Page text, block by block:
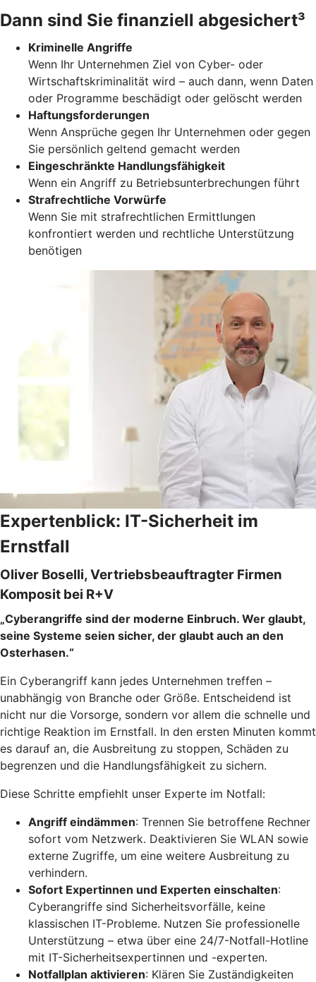
Dann sind Sie finanziell abgesichert³
Kriminelle Angriffe
Wenn Ihr Unternehmen Ziel von Cyber- oder
Wirtschaftskriminalität wird – auch dann, wenn Daten
oder Programme beschädigt oder gelöscht werden
Haftungsforderungen
Wenn Ansprüche gegen Ihr Unternehmen oder gegen
Sie persönlich geltend gemacht werden
Eingeschränkte Handlungsfähigkeit
Wenn ein Angriff zu Betriebsunterbrechungen führt
Strafrechtliche Vorwürfe
Wenn Sie mit strafrechtlichen Ermittlungen
konfrontiert werden und rechtliche Unterstützung
benötigen
Expertenblick: IT-Sicherheit im
Ernstfall
Oliver Boselli, Vertriebsbeauftragter Firmen
Komposit bei R+V
„Cyberangriffe sind der moderne Einbruch. Wer glaubt,
seine Systeme seien sicher, der glaubt auch an den
Osterhasen.“
Ein Cyberangriff kann jedes Unternehmen treffen –
unabhängig von Branche oder Größe. Entscheidend ist
nicht nur die Vorsorge, sondern vor allem die schnelle und
richtige Reaktion im Ernstfall. In den ersten Minuten kommt
es darauf an, die Ausbreitung zu stoppen, Schäden zu
begrenzen und die Handlungsfähigkeit zu sichern.
Diese Schritte empfiehlt unser Experte im Notfall:
Angriff eindämmen: Trennen Sie betroffene Rechner
sofort vom Netzwerk. Deaktivieren Sie WLAN sowie
externe Zugriffe, um eine weitere Ausbreitung zu
verhindern.
Sofort Expertinnen und Experten einschalten:
Cyberangriffe sind Sicherheitsvorfälle, keine
klassischen IT-Probleme. Nutzen Sie professionelle
Unterstützung – etwa über eine 24/7-Notfall-Hotline
mit IT-Sicherheitsexpertinnen und -experten.
Notfallplan aktivieren: Klären Sie Zuständigkeiten